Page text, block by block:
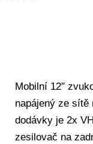
Mobilní 12″
napájený ze sítě
dodávky je 2x
zesilovač na